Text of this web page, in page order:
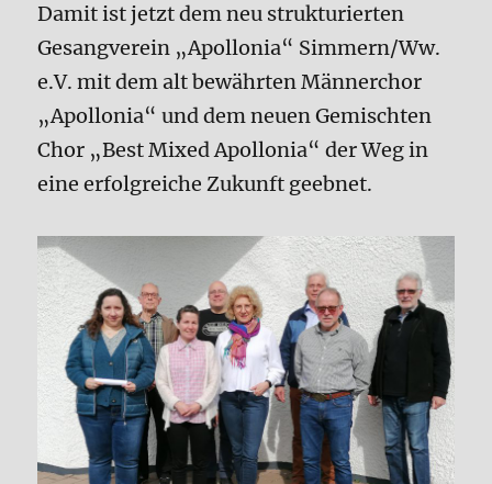
Damit ist jetzt dem neu strukturierten
Gesangverein „Apollonia“ Simmern/Ww.
e.V. mit dem alt bewährten Männerchor
„Apollonia“ und dem neuen Gemischten
Chor „Best Mixed Apollonia“ der Weg in
eine erfolgreiche Zukunft geebnet.